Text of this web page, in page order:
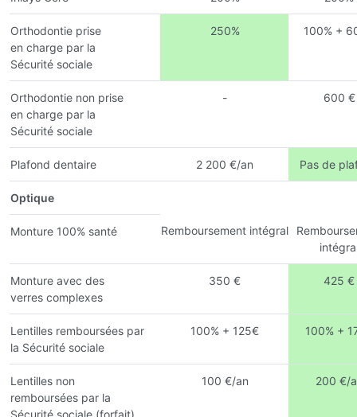
Orthodontie prise
en charge par la
Sécurité sociale
250% 100% +
Orthodontie non prise
en charge par la
Sécurité sociale
- 600 €
Plafond dentaire 2 200 €/an Pas de
Optique
Monture 100% santé Remboursement intégral
Monture avec des
verres complexes
350 € 425 €
Lentilles remboursées par
la Sécurité sociale
100% + 125€ 100% +
Lentilles non
remboursées par la
Sécurité sociale (forfait)
100 €/an 200 €/